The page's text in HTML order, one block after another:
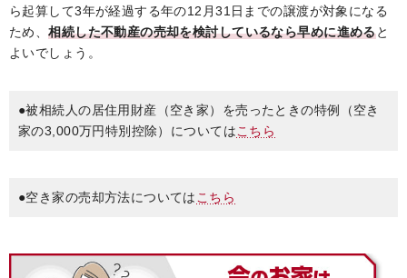
ら起算して3年が経過する年の12月31日までの譲渡が対象になる
ため、相続した不動産の売却を検討しているなら早めに進めると
よいでしょう。
●被相続人の居住用財産（空き家）を売ったときの特例（空き
家の3,000万円特別控除）についてはこちら
●空き家の売却方法については こちら